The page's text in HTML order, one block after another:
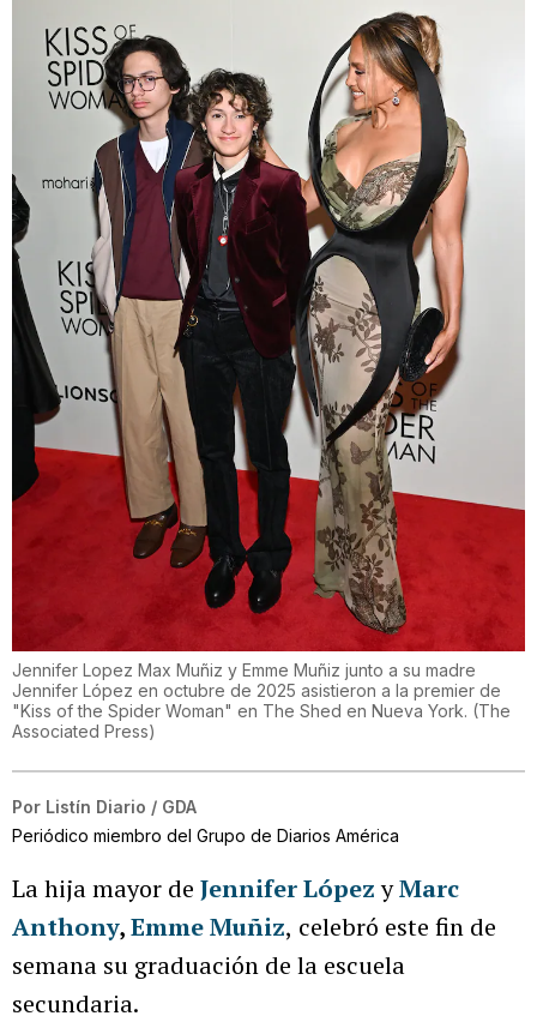
Jennifer Lopez Max Muñiz y Emme Muñiz junto a su madre
Jennifer López en octubre de 2025 asistieron a la premier de
"Kiss of the Spider Woman" en The Shed en Nueva York. (The
Associated Press)
Por Listín Diario / GDA
Periódico miembro del Grupo de Diarios América
La hija mayor de Jennifer LópezyMarc
Anthony,Emme Muñiz, celebró este fin de
semana su graduación de la escuela
secundaria.